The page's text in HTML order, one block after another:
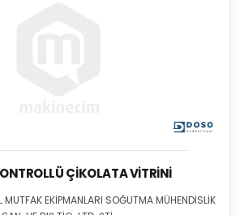
ÇIKOLATA VITRINI
MUTFAK EKİPMANLARI SOĞUTMA MÜHENDİSLİK